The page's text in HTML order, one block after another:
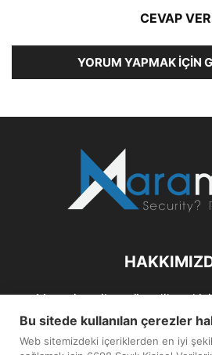
CEVAP VER
YORUM YAPMAK İÇIN
Maramiro; siber güvenlik ve
alanlarıın sağlıklı büyümelerine
ilgili güncel haber ve analizler
haber
Bu sitede kullanılan çerezler
Web sitemizdeki içeriklerden en iyi